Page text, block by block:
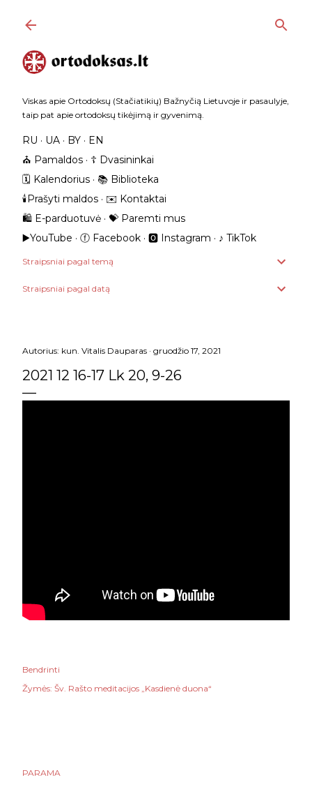
Praleisti ir pereiti prie pagrindinio turinio
Viskas apie Ortodoksų (Stačiatikių) Bažnyčią Lietuvoje ir pasaulyje,
taip pat apie ortodoksų tikėjimą ir gyvenimą.
RU UA BY
EN
⛪️ Pamaldos
☦️ Dvasininkai
🗓️ Kalendorius
📚 Biblioteka
🕯️Prašyti maldos
✉️ Kontaktai
🛍️ E-parduotuvė
💝 Paremti mus
▶️YouTube
ⓕ Facebook 🅾 Instagram ‎♪ TikTok
Straipsniai pagal temą
Straipsniai pagal datą
Autorius: kun. Vitalis Dauparas gruodžio 17, 2021
2021 12 16-17 Lk 20, 9-26
Bendrinti
Žymės: Šv. Rašto meditacijos „Kasdienė duona“
PARAMA